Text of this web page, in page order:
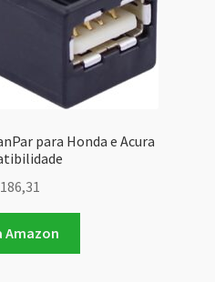
para Honda e Acura
186,31
Amazon